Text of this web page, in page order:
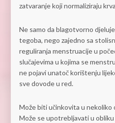
zatvaranje koji normaliziraju
Ne samo da blagotvorno
tegoba, nego zajedno sa
reguliranja menstruacije u
slučajevima u kojima se
ne pojavi unatoč korištenju
sve dovode u red.
Može biti učinkovita u nekoliko
Može se upotrebljavati u obliku